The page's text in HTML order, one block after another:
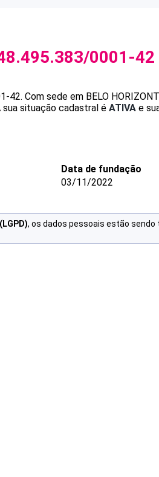
0001-42
42. Com sede em BELO
sua situação cadastral é ATIVA e
Data de fundação
03/11/2022
, os dados pessoais estão